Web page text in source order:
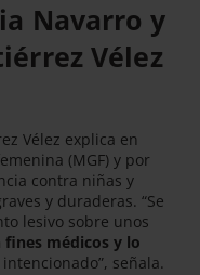
Navarro y
Vélez
Vélez explica en
(MGF) y por
contra niñas y
y duraderas. “Se
lesivo sobre unos
fines médicos y lo
señala.